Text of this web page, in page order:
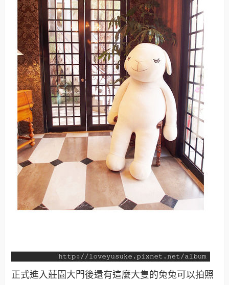
正式進入莊園大門後還有這麼大隻的兔兔可以拍照